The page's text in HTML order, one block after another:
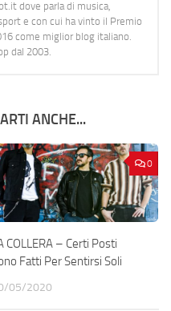
dove parla di musica,
e con cui ha vinto il Premio
come miglior blog italiano.
dal 2003.
ANCHE...
0
COLLERA – Certi Posti
Fatti Per Sentirsi Soli
05/2020